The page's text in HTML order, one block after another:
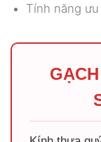
Tính năng